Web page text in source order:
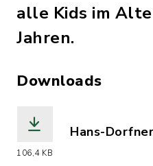
alle Kids im
Jahren.
Downloads
106,4 KB
Hans-